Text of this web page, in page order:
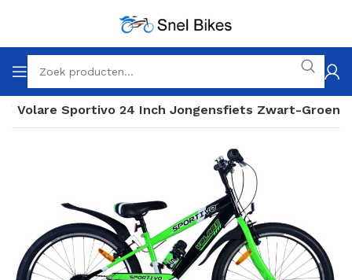
Volare Sportivo 24 Inch Jongensfiets Zwart-Groen